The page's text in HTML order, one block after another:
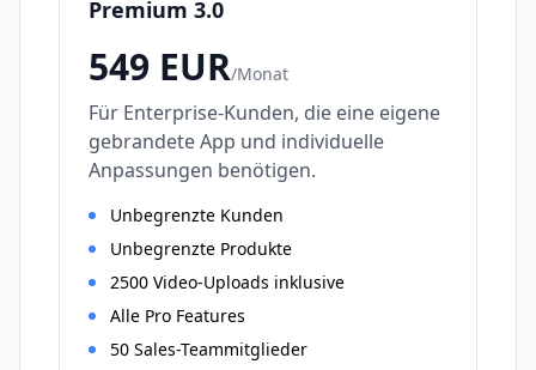
Premium 3.0
549 EUR/Monat
Für Enterprise-Kunden, die eine eigene
gebrandete App und individuelle
Anpassungen benötigen.
Unbegrenzte Kunden
Unbegrenzte Produkte
2500 Video-Uploads inklusive
Alle Pro Features
50 Sales-Teammitglieder